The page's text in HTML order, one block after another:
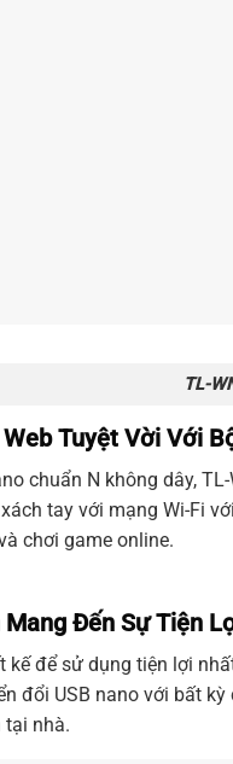
TL-
Tuyệt Vời Với
chuẩn N không dây,
tay với mạng Wi-Fi
chơi game online.
Đến Sự Tiện
kế để sử dụng tiện lợi
đổi USB nano với bất
nhà.